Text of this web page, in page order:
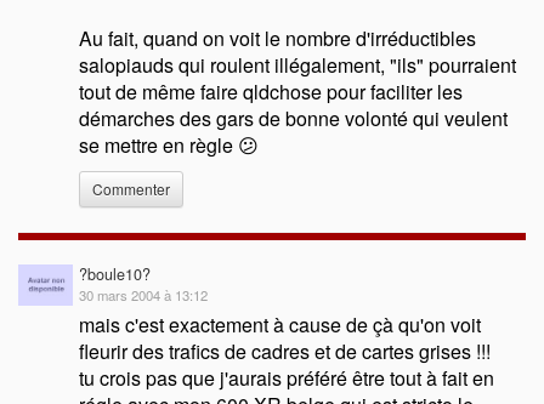
Au fait, quand on voit le nombre d'irréductibles
salopiauds qui roulent illégalement, "ils" pourraient
tout de même faire qldchose pour faciliter les
démarches des gars de bonne volonté qui veulent
se mettre en règle 😕
Commenter
?boule10?
30 mars 2004 à 13:12
mais c'est exactement à cause de çà qu'on voit
fleurir des trafics de cadres et de cartes grises !!!
tu crois pas que j'aurais préféré être tout à fait en